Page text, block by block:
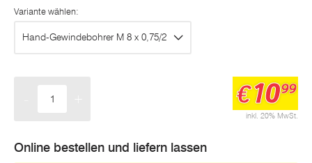
Variante wählen:
Hand-Gewindebohrer M 8 x 0,75/2
inkl. 20% MwSt.
€1099
Online bestellen und liefern lassen